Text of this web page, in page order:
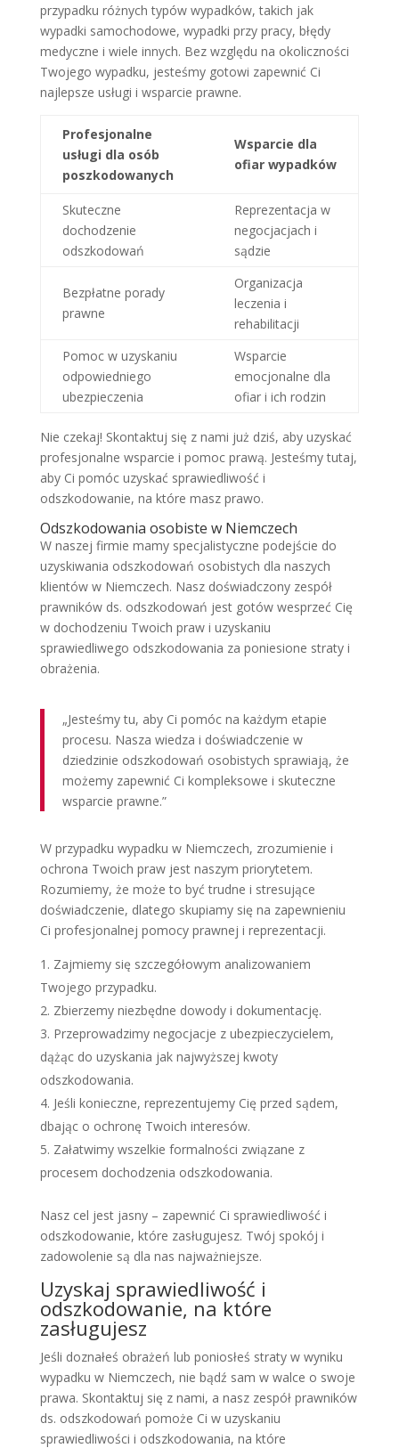
przypadku różnych typów wypadków, takich jak
wypadki samochodowe, wypadki przy pracy, błędy
medyczne i wiele innych. Bez względu na okoliczności
Twojego wypadku, jesteśmy gotowi zapewnić Ci
najlepsze usługi i wsparcie prawne.
Profesjonalne
usługi dla osób
poszkodowanych
Wsparcie dla
ofiar wypadków
Skuteczne
dochodzenie
odszkodowań
Reprezentacja w
negocjacjach i
sądzie
Bezpłatne porady
prawne
Organizacja
leczenia i
rehabilitacji
Pomoc w uzyskaniu
odpowiedniego
ubezpieczenia
Wsparcie
emocjonalne dla
ofiar i ich rodzin
Nie czekaj! Skontaktuj się z nami już dziś, aby uzyskać
profesjonalne wsparcie i pomoc prawą. Jesteśmy tutaj,
aby Ci pomóc uzyskać sprawiedliwość i
odszkodowanie, na które masz prawo.
Odszkodowania osobiste w Niemczech
W naszej firmie mamy specjalistyczne podejście do
uzyskiwania odszkodowań osobistych dla naszych
klientów w Niemczech. Nasz doświadczony zespół
prawników ds. odszkodowań jest gotów wesprzeć Cię
w dochodzeniu Twoich praw i uzyskaniu
sprawiedliwego odszkodowania za poniesione straty i
obrażenia.
„Jesteśmy tu, aby Ci pomóc na każdym etapie
procesu. Nasza wiedza i doświadczenie w
dziedzinie odszkodowań osobistych sprawiają, że
możemy zapewnić Ci kompleksowe i skuteczne
wsparcie prawne.”
W przypadku wypadku w Niemczech, zrozumienie i
ochrona Twoich praw jest naszym priorytetem.
Rozumiemy, że może to być trudne i stresujące
doświadczenie, dlatego skupiamy się na zapewnieniu
Ci profesjonalnej pomocy prawnej i reprezentacji.
Zajmiemy się szczegółowym analizowaniem
Twojego przypadku.
Zbierzemy niezbędne dowody i dokumentację.
Przeprowadzimy negocjacje z ubezpieczycielem,
dążąc do uzyskania jak najwyższej kwoty
odszkodowania.
Jeśli konieczne, reprezentujemy Cię przed sądem,
dbając o ochronę Twoich interesów.
Załatwimy wszelkie formalności związane z
procesem dochodzenia odszkodowania.
Nasz cel jest jasny – zapewnić Ci sprawiedliwość i
odszkodowanie, które zasługujesz. Twój spokój i
zadowolenie są dla nas najważniejsze.
Uzyskaj sprawiedliwość i
odszkodowanie, na które
zasługujesz
Jeśli doznałeś obrażeń lub poniosłeś straty w wyniku
wypadku w Niemczech, nie bądź sam w walce o swoje
prawa. Skontaktuj się z nami, a nasz zespół prawników
ds. odszkodowań pomoże Ci w uzyskaniu
sprawiedliwości i odszkodowania, na które